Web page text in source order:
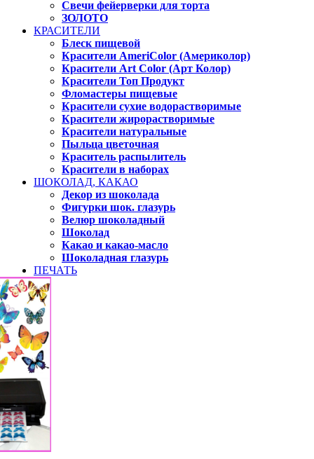
Свечи фейерверки для торта
ЗОЛОТО
КРАСИТЕЛИ
Блеск пищевой
Красители AmeriColor (Америколор)
Красители Art Color (Арт Колор)
Красители Топ Продукт
Фломастеры пищевые
Красители сухие водорастворимые
Красители жирорастворимые
Красители натуральные
Пыльца цветочная
Краситель распылитель
Красители в наборах
ШОКОЛАД, КАКАО
Декор из шоколада
Фигурки шок. глазурь
Велюр шоколадный
Шоколад
Какао и какао-масло
Шоколадная глазурь
ПЕЧАТЬ